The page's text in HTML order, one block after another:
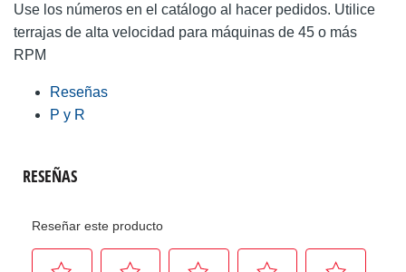
Use los números en el catálogo al hacer pedidos. Utilice
terrajas de alta velocidad para máquinas de 45 o más
RPM
Reseñas
P y R